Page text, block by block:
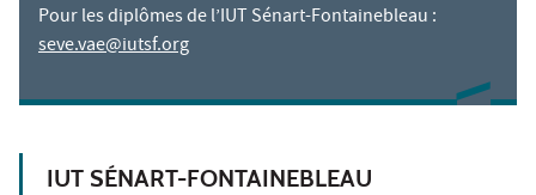
Pour les diplômes de l’IUT Sénart-Fontainebleau :
seve.vae@iutsf.org
IUT SÉNART-FONTAINEBLEAU